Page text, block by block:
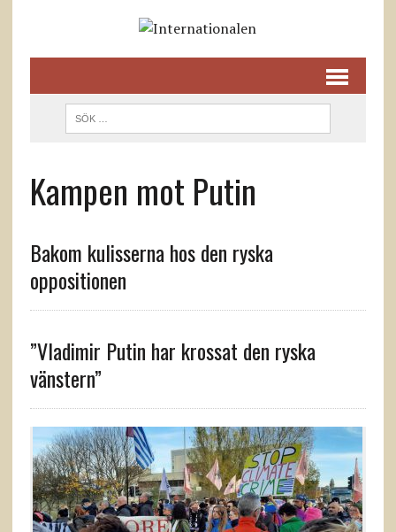
Kampen mot Putin
Bakom kulisserna hos den ryska
oppositionen
”Vladimir Putin har krossat den ryska
vänstern”